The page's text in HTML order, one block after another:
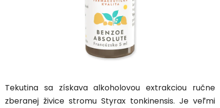
Tekutina sa získava alkoholovou extrakciou ručne
zberanej živice stromu Styrax tonkinensis. Je veľmi